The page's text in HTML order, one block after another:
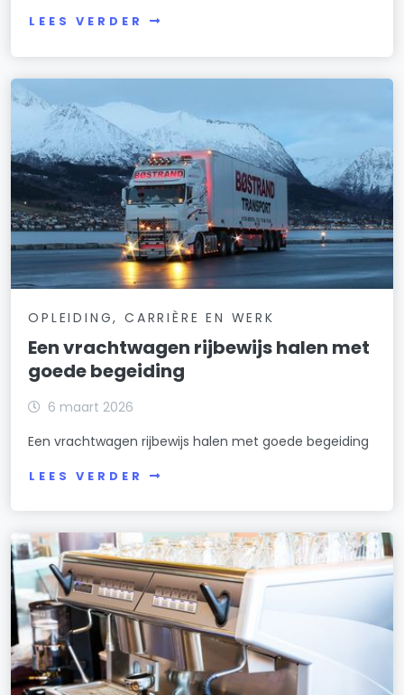
LEES VERDER
OPLEIDING, CARRIÈRE EN WERK
Een vrachtwagen rijbewijs halen met
goede begeiding
6 maart 2026
Een vrachtwagen rijbewijs halen met goede begeiding
LEES VERDER